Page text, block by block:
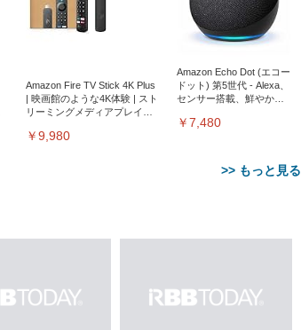
Amazon Fire TV Stick 4K Plus
| 映画館のような4K体験 | スト
リーミングメディアプレイヤ
￥9,980
Amazon Echo Dot (エコー
ドット) 第5世代 - Alexa、
センサー搭載、鮮やかな
￥7,480
>> もっと見る